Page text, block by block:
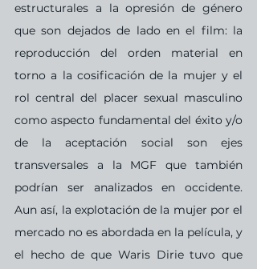
estructurales a la opresión de género
que son dejados de lado en el film: la
reproducción del orden material en
torno a la cosificación de la mujer y el
rol central del placer sexual masculino
como aspecto fundamental del éxito y/o
de la aceptación social son ejes
transversales a la MGF que también
podrían ser analizados en occidente.
Aun así, la explotación de la mujer por el
mercado no es abordada en la película, y
el hecho de que Waris Dirie tuvo que